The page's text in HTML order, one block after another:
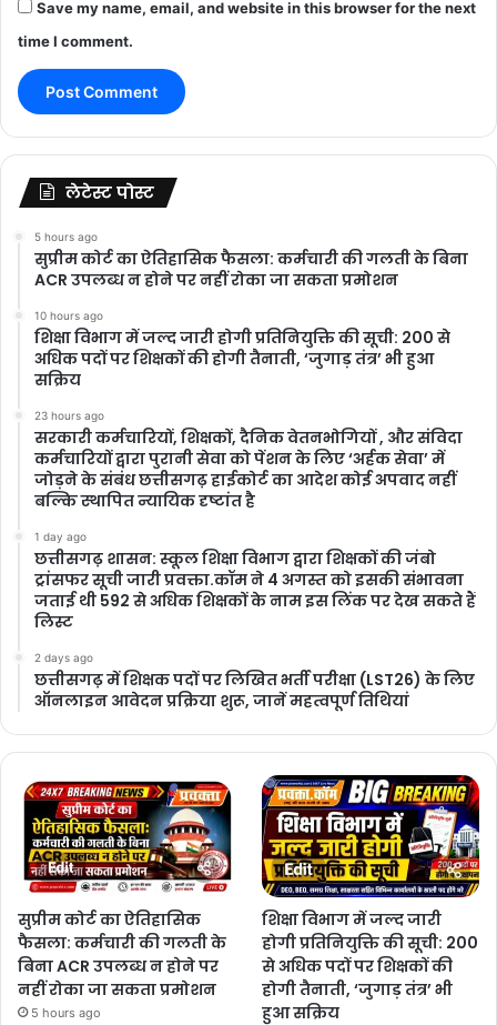
Save my name, email, and website in this browser for the next
time I comment.
लेटेस्ट पोस्ट
5 hours ago
सुप्रीम कोर्ट का ऐतिहासिक फैसला: कर्मचारी की गलती के बिना
ACR उपलब्ध न होने पर नहीं रोका जा सकता प्रमोशन
10 hours ago
शिक्षा विभाग में जल्द जारी होगी प्रतिनियुक्ति की सूची: 200 से
अधिक पदों पर शिक्षकों की होगी तैनाती, ‘जुगाड़ तंत्र’ भी हुआ
सक्रिय
23 hours ago
सरकारी कर्मचारियों, शिक्षकों, दैनिक वेतनभोगियों , और संविदा
कर्मचारियों द्वारा पुरानी सेवा को पेंशन के लिए ‘अर्हक सेवा’ में
जोड़ने के संबंध छत्तीसगढ़ हाईकोर्ट का आदेश कोई अपवाद नहीं
बल्कि स्थापित न्यायिक दृष्टांत है
1 day ago
छत्तीसगढ़ शासन: स्कूल शिक्षा विभाग द्वारा शिक्षकों की जंबो
ट्रांसफर सूची जारी प्रवक्ता.कॉम ने 4 अगस्त को इसकी संभावना
जताई थी 592 से अधिक शिक्षकों के नाम इस लिंक पर देख सकते हैं
लिस्ट
2 days ago
छत्तीसगढ़ में शिक्षक पदों पर लिखित भर्ती परीक्षा (LST26) के लिए
ऑनलाइन आवेदन प्रक्रिया शुरू, जानें महत्वपूर्ण तिथियां
सुप्रीम कोर्ट का ऐतिहासिक
फैसला: कर्मचारी की गलती के
बिना ACR उपलब्ध न होने पर
नहीं रोका जा सकता प्रमोशन
5 hours ago
शिक्षा विभाग में जल्द जारी
होगी प्रतिनियुक्ति की सूची: 200
से अधिक पदों पर शिक्षकों की
होगी तैनाती, ‘जुगाड़ तंत्र’ भी
हुआ सक्रिय